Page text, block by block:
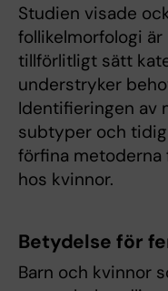
Studien visade
follikelmorfologi
tillförlitligt sätt
understryker
Identifieringen av
subtyper och
förfina
hos kvinnor.
Betydelse för
Barn och kvinnor